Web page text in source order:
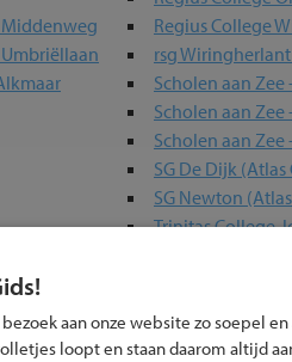
Regius College
rsg Wiringherlant
Scholen aan
Scholen aan
Scholen aan
SG De Dijk
SG Newton
Trinitas College,
aan onze website zo soepel
loopt en staan daarom altijd